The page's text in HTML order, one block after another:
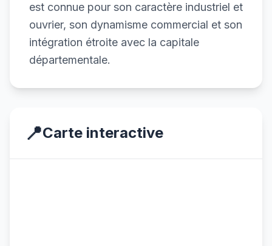
est connue pour son caractère industriel et
ouvrier, son dynamisme commercial et son
intégration étroite avec la capitale
départementale.
📍Carte interactive